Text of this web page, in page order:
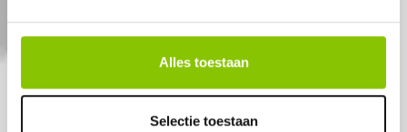
Alles toestaan
Selectie toestaan
€ 9,99